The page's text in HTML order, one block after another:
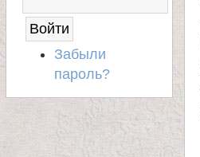
С
Забыли
пароль?